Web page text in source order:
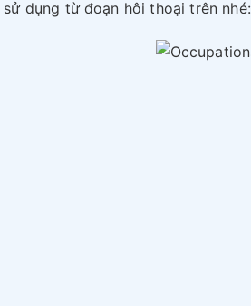
dụng từ đoạn hôi thoại trên nhé: